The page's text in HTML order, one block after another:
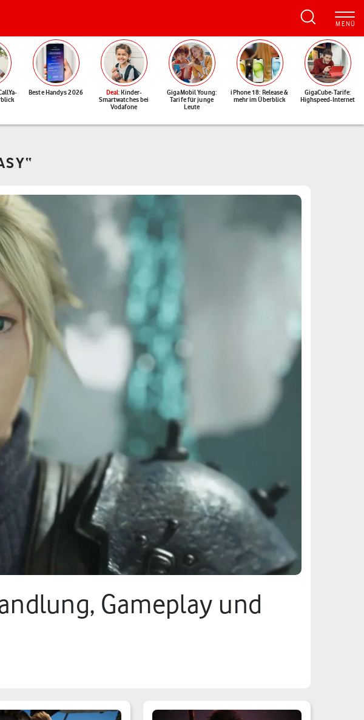
Beste Handys 2026 Deal: Kinder-
Smartwatches bei
Vodafone
GigaMobil Young:
Tarife für junge
Leute
iPhone 18: Release &
mehr im Überblick
GigaCube-Tarife:
Highspeed-Internet
Gameplay und